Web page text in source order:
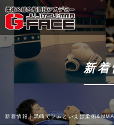
新
新着情報｜黒崎でジムといえば柔術